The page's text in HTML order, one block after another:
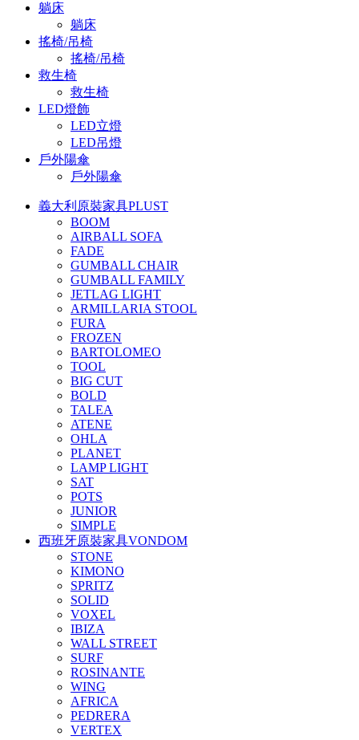
躺床
躺床
搖椅/吊椅
搖椅/吊椅
救生椅
救生椅
LED燈飾
LED立燈
LED吊燈
戶外陽傘
戶外陽傘
義大利原裝家具PLUST
BOOM
AIRBALL SOFA
FADE
GUMBALL CHAIR
GUMBALL FAMILY
JETLAG LIGHT
ARMILLARIA STOOL
FURA
FROZEN
BARTOLOMEO
TOOL
BIG CUT
BOLD
TALEA
ATENE
OHLA
PLANET
LAMP LIGHT
SAT
POTS
JUNIOR
SIMPLE
西班牙原裝家具VONDOM
STONE
KIMONO
SPRITZ
SOLID
VOXEL
IBIZA
WALL STREET
SURF
ROSINANTE
WING
AFRICA
PEDRERA
VERTEX